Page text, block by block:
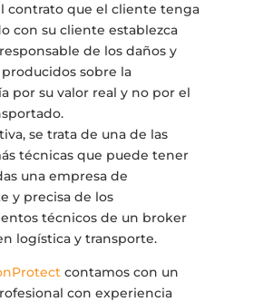
contrato que el cliente tenga
con su cliente establezca
de los daños y
sobre la
por su valor real y no por el
se trata de una de las
técnicas que puede tener
una empresa de
y precisa de los
técnicos de un broker
logística y transporte.
contamos con un
con experiencia